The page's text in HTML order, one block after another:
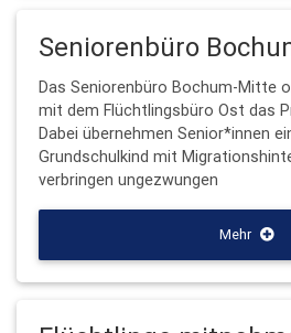
Seniorenbüro
Das Seniorenbüro Bochum-Mitte
mit dem Flüchtlingsbüro Ost das
Dabei übernehmen Senior*innen
Grundschulkind mit
verbringen ungezwungen
Mehr